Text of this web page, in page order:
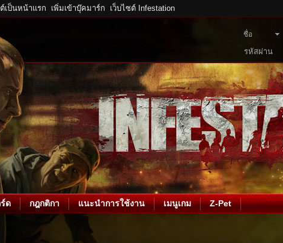
เป็นหน้าแรก เพิ่มเข้าบุ๊คมาร์ก เว็บไซต์ Infestation
ชื่อ
สมาชิก
รหัสผ่าน
ด กฎกติกา แนะนำการใช้งาน เมนูเกม Z-Pet